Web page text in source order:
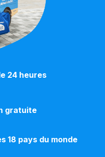
24 heures
gratuite
18 pays du monde